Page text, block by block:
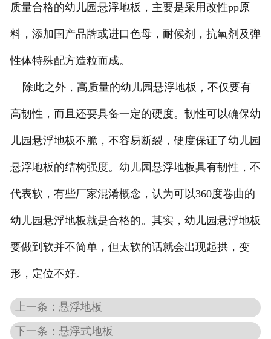
质量合格的幼儿园悬浮地板，主要是采用改性pp原
料，添加国产品牌或进口色母，耐候剂，抗氧剂及弹
性体特殊配方造粒而成。
除此之外，高质量的幼儿园悬浮地板，不仅要有
高韧性，而且还要具备一定的硬度。韧性可以确保幼
儿园悬浮地板不脆，不容易断裂，硬度保证了幼儿园
悬浮地板的结构强度。幼儿园悬浮地板具有韧性，不
代表软，有些厂家混淆概念，认为可以360度卷曲的
幼儿园悬浮地板就是合格的。其实，幼儿园悬浮地板
要做到软并不简单，但太软的话就会出现起拱，变
形，定位不好。
上一条：悬浮地板
下一条：悬浮式地板